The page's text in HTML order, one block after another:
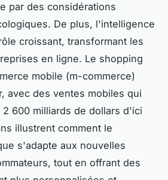
par des considérations
De plus, l'intelligence
croissant, transformant les
en ligne. Le shopping
mobile (m-commerce)
avec des ventes mobiles qui
600 milliards de dollars d'ici
illustrent comment le
s'adapte aux nouvelles
tout en offrant des